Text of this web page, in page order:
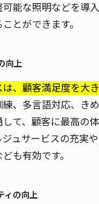
能な照明などを導
とができます。
向上
、顧客満足度を大き
、多言語対応、き
て、顧客に最高の
ジュサービスの充実
も有効です。
ィの向上